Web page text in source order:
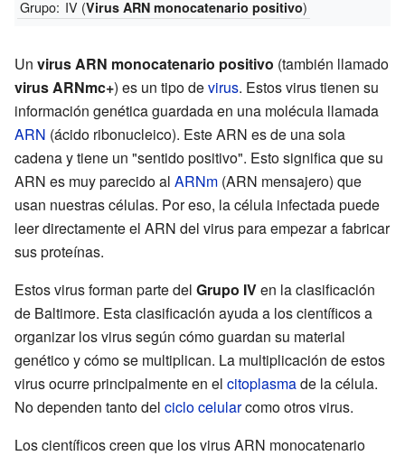
Grupo: IV (Virus ARN monocatenario positivo)
Un virus ARN monocatenario positivo (también llamado
virus ARNmc+) es un tipo devirus. Estos virus tienen su
información genética guardada en una molécula llamada
ARN (ácido ribonucleico). Este ARN es de una sola
cadena y tiene un "sentido positivo". Esto significa que su
ARN es muy parecido al ARNm (ARN mensajero) que
usan nuestras células. Por eso, la célula infectada puede
leer directamente el ARN del virus para empezar a fabricar
sus proteínas.
Estos virus forman parte del Grupo IVen la clasificación
de Baltimore. Esta clasificación ayuda a los científicos a
organizar los virus según cómo guardan su material
genético y cómo se multiplican. La multiplicación de estos
virus ocurre principalmente en el citoplasmade la célula.
No dependen tanto del ciclo celularcomo otros virus.
Los científicos creen que los virus ARN monocatenario